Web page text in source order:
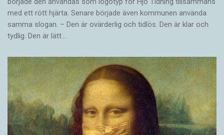
med ett rött hjärta. Senare började även kommunen använda
samma slogan. – Den är ovärderlig och tidlös. Den är klar och
tydlig. Den är lätt…